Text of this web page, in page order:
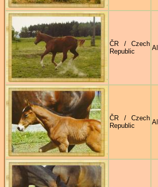
ČR / Czech
Republic
ČR / Czech
Republic